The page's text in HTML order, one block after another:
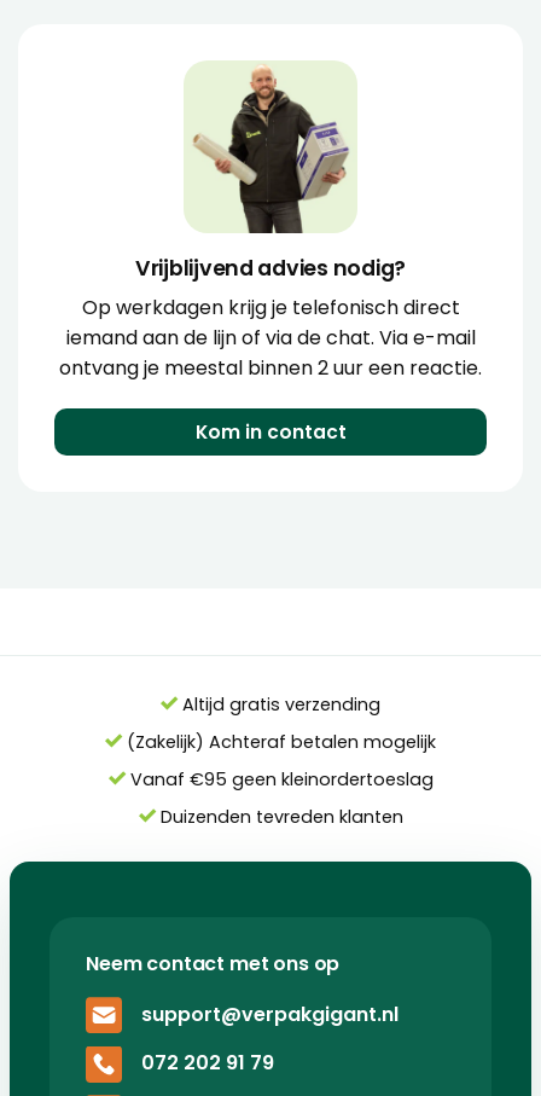
Vrijblijvend advies nodig?
Op werkdagen krijg je telefonisch direct
iemand aan de lijn of via de chat. Via e-mail
ontvang je meestal binnen 2 uur een reactie.
Kom in contact
Altijd gratis verzending
(Zakelijk) Achteraf betalen mogelijk
Vanaf €95 geen kleinordertoeslag
Duizenden tevreden klanten
Neem contact met ons op
support@verpakgigant.nl
072 202 91 79